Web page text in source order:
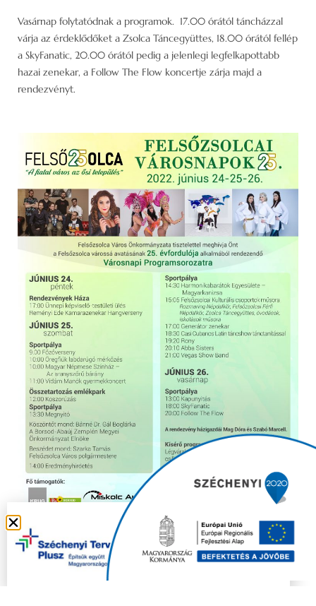
Vasárnap folytatódnak a programok. 17.00 órától táncházzal
várja az érdeklődőket a Zsolca Táncegyüttes, 18.00 órától fellép
a SkyFanatic, 20.00 órától pedig a jelenlegi legfelkapottabb
hazai zenekar, a Follow The Flow koncertje zárja majd a
rendezvényt.